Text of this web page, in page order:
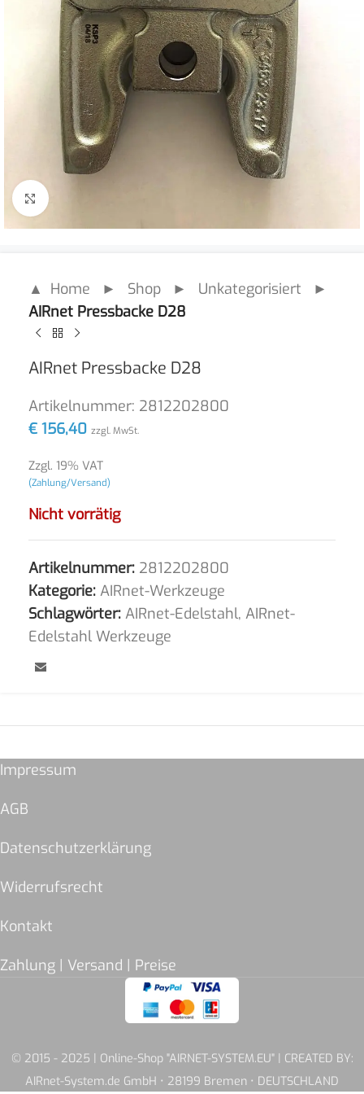
Click to enlarge
▲ Home ► Shop ► Unkategorisiert ►
AIRnet Pressbacke D28
AIRnet Pressbacke D28
Artikelnummer: 2812202800
€ 156,40 zzgl. MwSt.
Zzgl. 19% VAT
(Zahlung/Versand)
Nicht vorrätig
Artikelnummer: 2812202800
Kategorie: AIRnet-Werkzeuge
Schlagwörter: AIRnet-Edelstahl, AIRnet-
Edelstahl Werkzeuge
Impressum
AGB
Datenschutzerklärung
Widerrufsrecht
Kontakt
Zahlung | Versand | Preise
© 2015 - 2025 | Online-Shop "AIRNET-SYSTEM.EU" | CREATED BY:
AIRnet-System.de GmbH • 28199 Bremen • DEUTSCHLAND